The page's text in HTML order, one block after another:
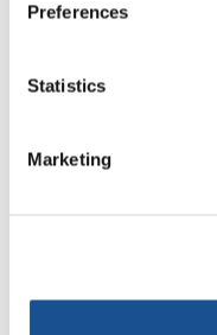
Preferences
Statistics
Marketing
Tres